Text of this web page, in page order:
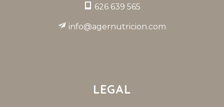
626 639 565
info@agernutricion.com
LEGAL